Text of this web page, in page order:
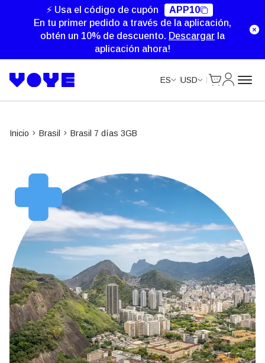
⚡ Usa el código de cupón
APP10
En tu primer pedido a través de la aplicación,
obtén un 10% de descuento. Descargar la
aplicación ahora!
ES USD
Inicio Brasil Brasil 7 días 3GB
Unlimited Data
Unlimited Data
Unlimited Data
Unlimited Data